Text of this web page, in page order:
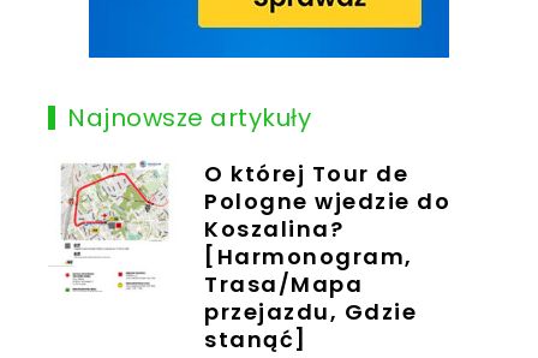
Najnowsze artykuły
O której Tour de
Pologne wjedzie do
Koszalina?
[Harmonogram,
Trasa/Mapa
przejazdu, Gdzie
stanąć]